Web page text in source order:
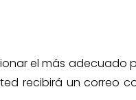
el más adecuado
recibirá un correo